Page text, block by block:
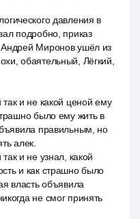
давления в
подробно, приказ
Андрей Миронов ушёл из
обаятельный, Лёгкий,
и не какой ценой ему
было ему жить в
правильным, но
алек.
и не узнал, какой
и как страшно было
власть объявила
не смог принять